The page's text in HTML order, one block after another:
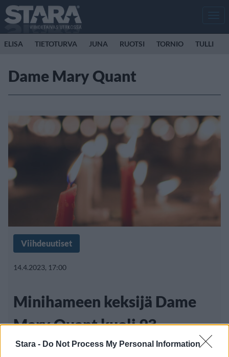
Stara - Do Not Process My Personal Information
ELISA TIETOTURVA JUNA RUOTSI TORNIO TULLI
Dame Mary Quant
Viihdeuutiset
14.4.2023, 17:00
Minihameen keksijä Dame
Mary Quant kuoli 93-
vuotiaana